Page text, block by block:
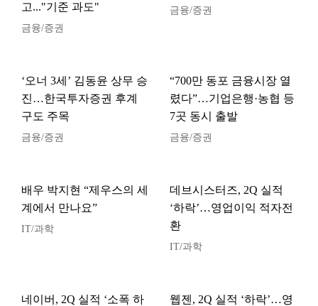
고..."기준 과도"
금융/증권
금융/증권
‘오너 3세’ 김동윤 상무 승
진…한국투자증권 후계
구도 주목
금융/증권
“700만 동포 금융시장 열
렸다”…기업은행·농협 등
7곳 동시 출발
금융/증권
배우 박지현 “제우스의 세
계에서 만나요”
IT/과학
데브시스터즈, 2Q 실적
‘하락’…영업이익 적자전
환
IT/과학
네이버, 2Q 실적 ‘소폭 하
웹젠, 2Q 실적 ‘하락’…영